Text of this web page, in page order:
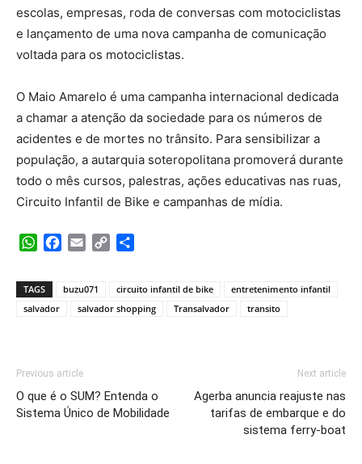
escolas, empresas, roda de conversas com motociclistas
e lançamento de uma nova campanha de comunicação
voltada para os motociclistas.
O Maio Amarelo é uma campanha internacional dedicada
a chamar a atenção da sociedade para os números de
acidentes e de mortes no trânsito. Para sensibilizar a
população, a autarquia soteropolitana promoverá durante
todo o mês cursos, palestras, ações educativas nas ruas,
Circuito Infantil de Bike e campanhas de mídia.
WhatsApp
Facebook
Email Copy
TAGS buzu071 circuito infantil de bike
entretenimento infantil
salvador
salvador shopping Transalvador transito
Previous article
O que é o SUM? Entenda o
Sistema Único de Mobilidade
Next article
Agerba anuncia reajuste nas
tarifas de embarque e do
sistema ferry-boat